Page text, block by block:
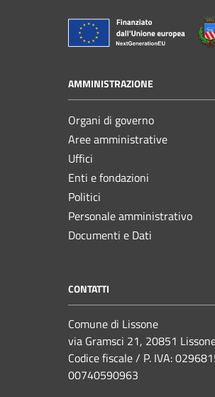
AMMINISTRAZIONE
Organi di governo
Aree amministrative
Uffici
Enti e fondazioni
Politici
Personale amministrativo
Documenti e Dati
CONTATTI
Comune di Lissone
via Gramsci 21, 20851
Codice fiscale / P. IVA:
00740590963